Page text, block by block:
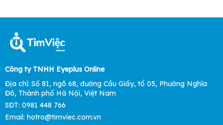
Công ty TNHH Eyeplus Online
Địa chỉ: Số 81, ngõ 68, đường Cầu Giấy, tổ 05, Phường Nghĩa
Đô, Thành phố Hà Nội, Việt Nam
SĐT: 0981 448 766
Email: hotro@timviec.com.vn